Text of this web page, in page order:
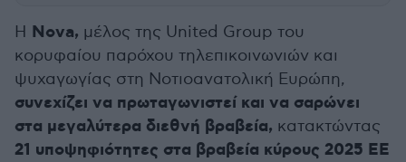
Η Nova, μέλος της United Group του
κορυφαίου παρόχου τηλεπικοινωνιών και
ψυχαγωγίας στη Νοτιοανατολική Ευρώπη,
συνεχίζει να πρωταγωνιστεί και να σαρώνει
στα μεγαλύτερα διεθνή βραβεία, κατακτώντας
21 υποψηφιότητες στα βραβεία κύρους 2025 EE